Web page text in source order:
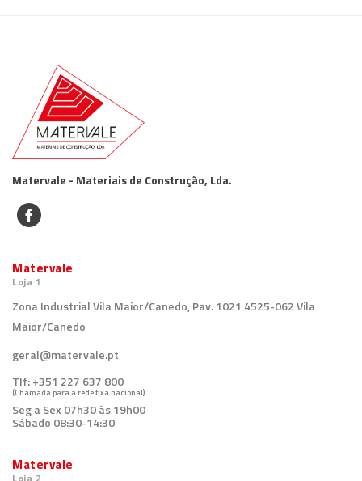
Matervale - Materiais de Construção, Lda.
Matervale
Loja 1
Zona Industrial Vila Maior/Canedo, Pav. 1021 4525-062 Vila
Maior/Canedo
geral@matervale.pt
Tlf:+351 227 637 800
(Chamada para a rede fixa nacional)
Seg a Sex 07h30 às 19h00
Sábado 08:30-14:30
Matervale
Loja 2